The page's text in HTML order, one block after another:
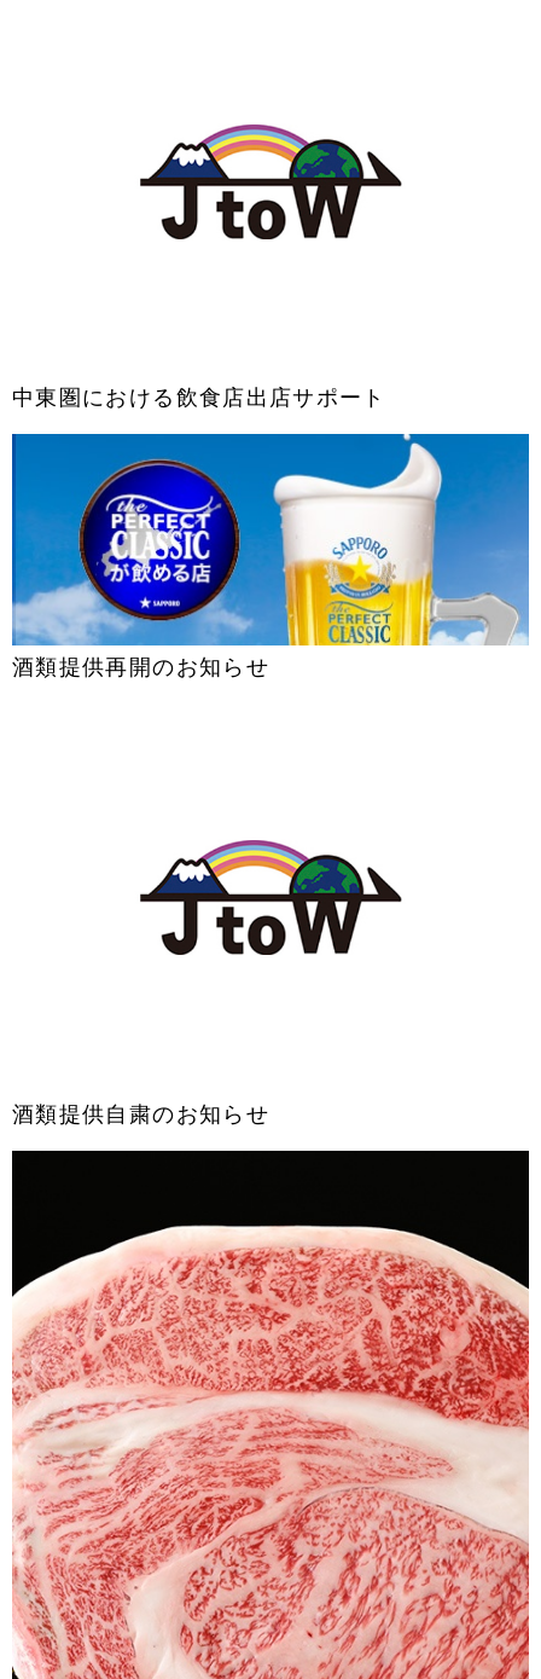
中東圏における飲食店出店サポート
酒類提供再開のお知らせ
酒類提供自粛のお知らせ